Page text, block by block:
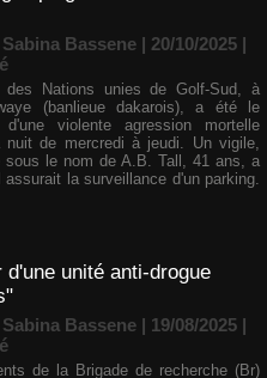
Bassene | 20/10/2025 |
Nations unies de Golf-Sud, à
(banlieue dakarois), a été le
d'une violente agression mortelle
nuit de mercredi à jeudi. Un vigile,
sous le nom de A.B. Tall, 41 ans, a
la surveillance d'un parking.
unité anti-drogue
Bassene | 19/08/2025 |
de la Brigade de recherche (Br)